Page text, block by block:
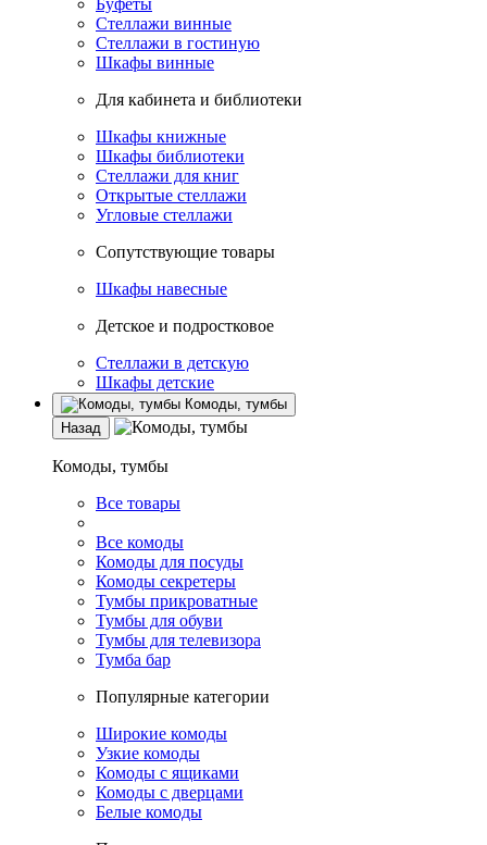
Буфеты
Стеллажи винные
Стеллажи в гостиную
Шкафы винные
Для кабинета и библиотеки
Шкафы книжные
Шкафы библиотеки
Стеллажи для книг
Открытые стеллажи
Угловые стеллажи
Сопутствующие товары
Шкафы навесные
Детское и подростковое
Стеллажи в детскую
Шкафы детские
Комоды, тумбы
Назад
Комоды, тумбы
Все товары
Все комоды
Комоды для посуды
Комоды секретеры
Тумбы прикроватные
Тумбы для обуви
Тумбы для телевизора
Тумба бар
Популярные категории
Широкие комоды
Узкие комоды
Комоды с ящиками
Комоды с дверцами
Белые комоды